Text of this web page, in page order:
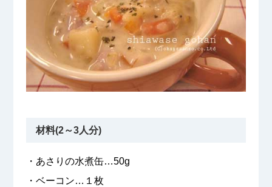
材料(2～3人分)
・あさりの水煮缶…50g
・ベーコン…１枚